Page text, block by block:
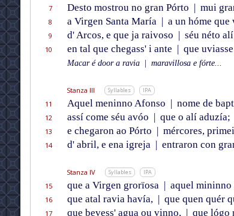
7 Desto mostrou no gran Pórto | mui
8
a Virgen Santa María | a un hóme que
9
d' Arcos, e que ja raivoso | séu néto
10
en tal que chegass' i ante | que
Macar é door a ravia
maravillosa e fórte...
Stanza III Syllables IPA
11 Aquel meninno Afonso | nome de
12
assí come séu avóo | que o alí aduzía;
13
e chegaron ao Pórto | mércores,
14
d' abril, e ena igreja | entraron con
Stanza IV Syllables IPA
15 que a Virgen grorïosa | aquel mininno
16
que atal ravia havía, | que quen quér
17
que bevess' agua ou vinno, | que lógo